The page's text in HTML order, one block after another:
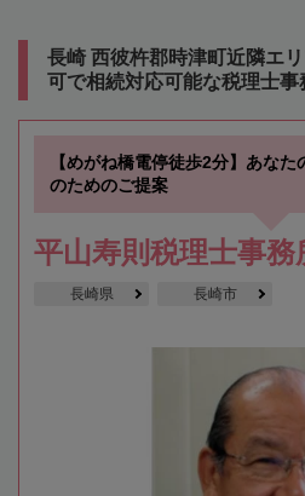
長崎 西彼杵郡時津町近隣エ
可で相続対応可能な税理士事
【めがね橋電停徒歩2分】あなた
のためのご提案
平山寿則税理士事務
長崎県 長崎市